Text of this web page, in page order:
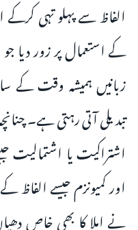
الفاظ سے پہلو تہی
کے استعمال پر زور
زبانیں ہمیشہ وقت کے
تبدیلی آتی رہتی ہے۔
اشتراکیت یا اشتمالیت
اور کمیونزم جیسے الفاظ
نے املا کا بھی خاص